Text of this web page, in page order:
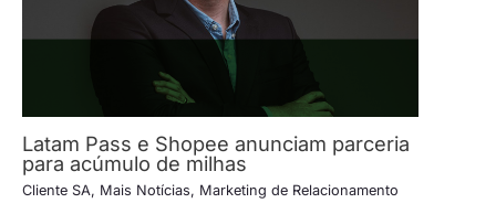
Latam Pass e Shopee anunciam parceria
para acúmulo de milhas
Cliente SA, Mais Notícias, Marketing de Relacionamento